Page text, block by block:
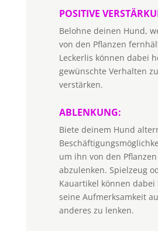
POSITIVE
Belohne deinen Hund,
von den Pflanzen
Leckerlis können dabei
gewünschte Verhalten zu
verstärken.
ABLENKUNG:
Biete deinem Hund
um ihn von den Pflanzen
abzulenken. Spielzeug
Kauartikel können dabei
seine Aufmerksamkeit
anderes zu lenken.